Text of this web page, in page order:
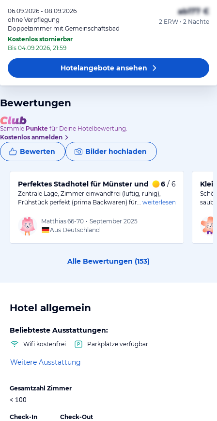
06.09.2026 - 08.09.2026
ohne Verpflegung
Doppelzimmer mit Gemeinschaftsbad
Kostenlos stornierbar
Bis 04.09.2026, 21:59
ab177 €
2 ERW • 2 Nächte
Hotelangeboteansehen
Bewertungen
Sammle Punkte für Deine Hotelbewertung.
Kostenlos anmelden
Bewerten Bilder hochladen
Perfektes Stadhotel für Münster und Umgebung
6 / 6
Zentrale Lage, Zimmer einwandfrei (luftig, ruhig),
Frühstück perfekt (prima Backwaren) für…
weiterlesen
Matthias66-70 • September 2025
Aus Deutschland
Alle Bewertungen (153)
Hotel allgemein
Beliebteste Ausstattungen:
Wifi kostenfrei Parkplätze verfügbar
Weitere Ausstattung
Gesamtzahl Zimmer
< 100
Check-In Check-Out